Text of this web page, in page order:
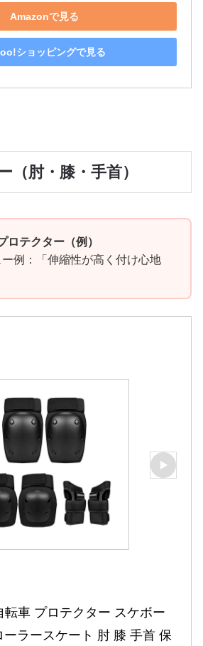
Amazonで見る
ショッピングで見る
（肘・膝・手首）
ロテクター（例）
例：「伸縮性が高く付け心地
転車 プロテクター スケボー
ーラースケート 肘 膝 手首 保